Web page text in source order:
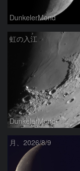
DunkelerMond
虹の入江
DunkelerMond
月、2026/8/9